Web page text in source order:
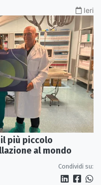
Ieri
più piccolo
al mondo
Condividi su: